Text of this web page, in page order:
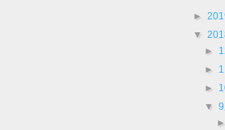
►
▼
►
►
►
▼
►